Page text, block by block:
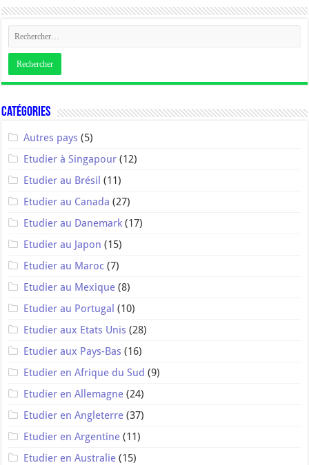
Catégories
Autres pays (5)
Etudier à Singapour (12)
Etudier au Brésil (11)
Etudier au Canada (27)
Etudier au Danemark (17)
Etudier au Japon (15)
Etudier au Maroc (7)
Etudier au Mexique (8)
Etudier au Portugal (10)
Etudier aux Etats Unis (28)
Etudier aux Pays-Bas (16)
Etudier en Afrique du Sud (9)
Etudier en Allemagne (24)
Etudier en Angleterre (37)
Etudier en Argentine (11)
Etudier en Australie (15)